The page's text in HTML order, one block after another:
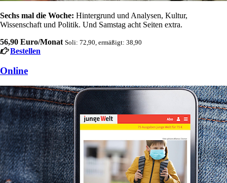
Sechs mal die Woche: Hintergrund und Analysen, Kultur,
Wissenschaft und Politik. Und Samstag acht Seiten extra.
56,90 Euro/Monat Soli: 72,90, ermäßigt: 38,90
Bestellen
Online